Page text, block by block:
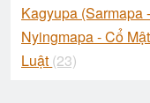
Kagyupa (Sarmapa
Nyingmapa - Cổ
Luật (23)